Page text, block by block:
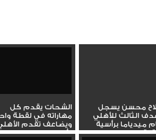
محسن يسجل
الثالث للأهلي
ميدياما برأسية
الشحات يقدم كل
مهاراته في لقطة
ويضاعف تقدم
أمام...